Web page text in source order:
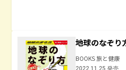
地球のなぞ
BOOKS 旅と健康
2022.11.25 発売